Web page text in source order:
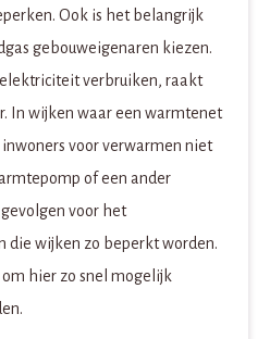
Ook is het belangrijk
gebouweigenaren kiezen.
verbruiken, raakt
In wijken waar een warmtenet
voor verwarmen niet
of een ander
voor het
die wijken zo beperkt worden.
hier zo snel mogelijk